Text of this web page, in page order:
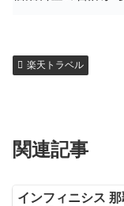
楽天トラベル
関連記事
インフィニシス